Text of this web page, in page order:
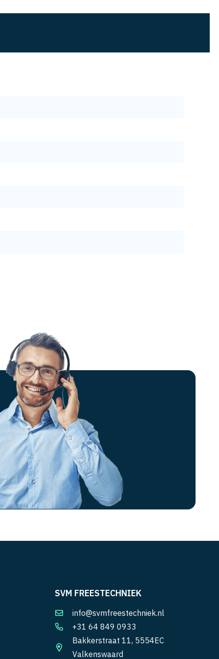
SVM FREESTECHNIEK
info@svmfreestechniek.nl
+31 64 849 0933
Bakkerstraat 11, 5554EC
Valkenswaard